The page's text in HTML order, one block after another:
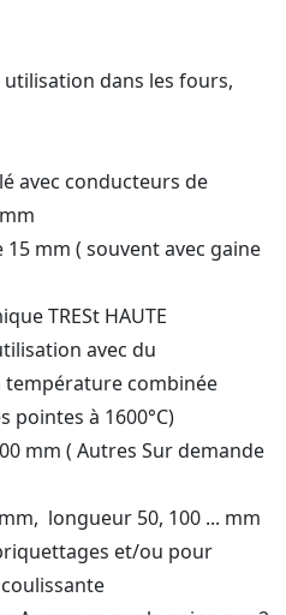
dans les fours,
avec conducteurs de
mm ( souvent avec gaine
TRESt HAUTE
avec du
température combinée
pointes à 1600°C)
mm ( Autres Sur demande
longueur 50, 100 ... mm
et/ou pour